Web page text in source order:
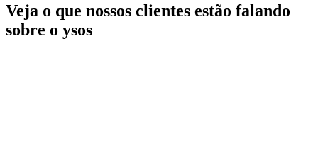
Veja o que nossos clientes estão falando
sobre o ysos